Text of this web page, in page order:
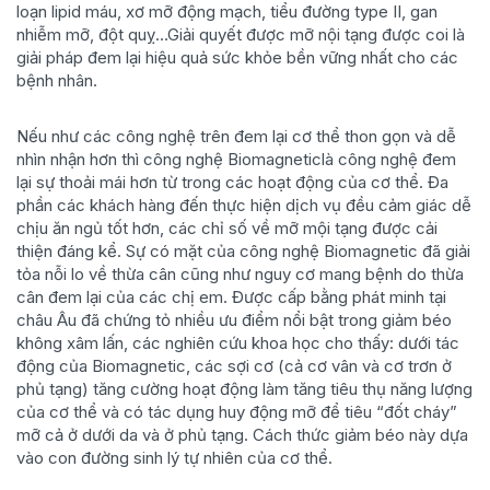
loạn lipid máu, xơ mỡ động mạch, tiểu đường type II, gan
nhiễm mỡ, đột quỵ…Giải quyết được mỡ nội tạng được coi là
giải pháp đem lại hiệu quả sức khỏe bền vững nhất cho các
bệnh nhân.
Nếu như các công nghệ trên đem lại cơ thể thon gọn và dễ
nhìn nhận hơn thì công nghệ Biomagneticlà công nghệ đem
lại sự thoải mái hơn từ trong các hoạt động của cơ thể. Đa
phần các khách hàng đến thực hiện dịch vụ đều cảm giác dễ
chịu ăn ngủ tốt hơn, các chỉ số về mỡ mội tạng được cải
thiện đáng kể. Sự có mặt của công nghệ Biomagnetic đã giải
tỏa nỗi lo về thừa cân cũng như nguy cơ mang bệnh do thừa
cân đem lại của các chị em. Được cấp bằng phát minh tại
châu Âu đã chứng tỏ nhiều ưu điểm nổi bật trong giảm béo
không xâm lấn, các nghiên cứu khoa học cho thấy: dưới tác
động của Biomagnetic, các sợi cơ (cả cơ vân và cơ trơn ở
phủ tạng) tăng cường hoạt động làm tăng tiêu thụ năng lượng
của cơ thể và có tác dụng huy động mỡ để tiêu “đốt cháy”
mỡ cả ở dưới da và ở phủ tạng. Cách thức giảm béo này dựa
vào con đường sinh lý tự nhiên của cơ thể.